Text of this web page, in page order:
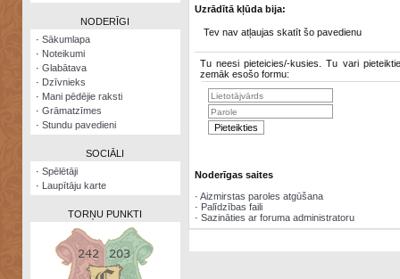
Visatcera
almanahs
Arhīvs
NODERĪGI
· Sākumlapa
· Noteikumi
· Glabātava
· Dzīvnieks
· Mani pēdējie raksti
· Grāmatzīmes
· Stundu pavedieni
SOCIĀLI
· Spēlētāji
· Laupītāju karte
TORŅU PUNKTI
Uzrādītā kļūda bija:
Tev nav atļaujas skatīt šo pavedienu
Tu neesi pieteicies/-kusies. Tu vari
zemāk esošo formu:
Noderīgas saites
· Aizmirstas paroles atgūšana
· Palīdzības faili
· Sazināties ar foruma administratoru